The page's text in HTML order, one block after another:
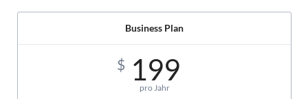
Business Plan
$ 199
pro Jahr